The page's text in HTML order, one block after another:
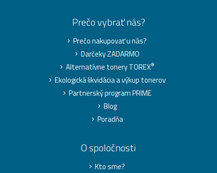
Prečo vybrať nás?
Prečo nakupovať u nás?
Darčeky ZADARMO
Alternatívne tonery TOREX®
Ekologická likvidácia a výkup tonerov
Partnerský program PRIME
Blog
Poradňa
O spoločnosti
Kto sme?